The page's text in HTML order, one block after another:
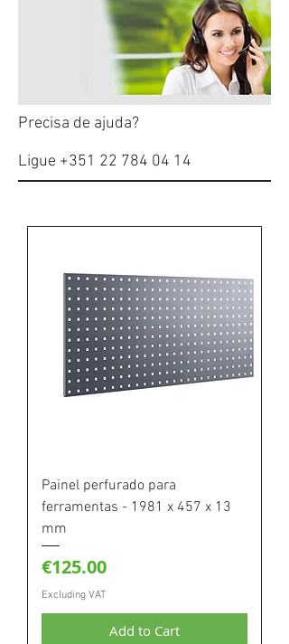
Precisa de ajuda?
Ligue +351 22 784 04 14
Painel perfurado para
ferramentas - 1981 x 457 x 13
mm
Price
€125.00
Excluding VAT
Add to Cart